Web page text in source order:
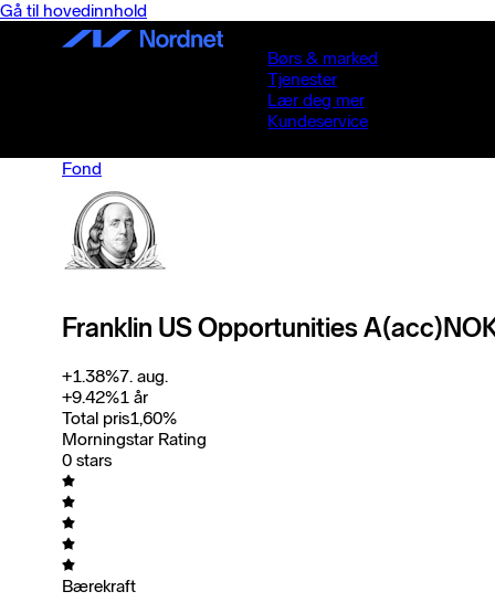
Gå til hovedinnhold
Børs & marked
Tjenester
Lær deg mer
Kundeservice
Fond
Franklin US Opportunities
+1.38%7. aug.
+9.42%1 år
Total pris1,60%
Morningstar Rating
0 stars
Bærekraft